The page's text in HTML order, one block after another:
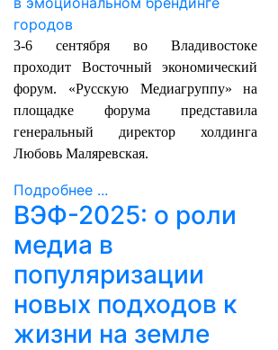
3-6 сентября во Владивостоке
проходит Восточный экономический
форум. «Русскую Медиагруппу» на
площадке форума представила
генеральный директор холдинга
Любовь Маляревская.
Подробнее ...
ВЭФ-2025: о роли
медиа в
популяризации
новых подходов к
жизни на земле